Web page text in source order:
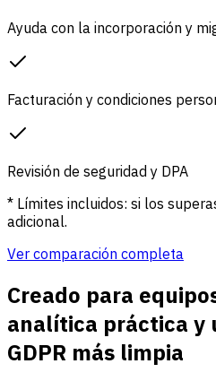
Ayuda con la incorporación y
Facturación y condiciones
Revisión de seguridad y DPA
* Límites incluidos: si los
adicional.
Ver comparación completa
Creado para
analítica práctica y
GDPR más limpia
Medición sin cookies